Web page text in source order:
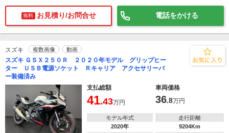
無料 お見積り/お問合せ 電話をかける
スズキ 複数画像 動画
スズキ ＧＳＸ２５０Ｒ ２０２０年モデル グリップヒー
ター ＵＳＢ電源ソケット Ｒキャリア アクセサリーバ
ー装備済み
支払総額
車両価格
41.43万円 36.8万円
モデル年式
2020年
走行距離
9204Km